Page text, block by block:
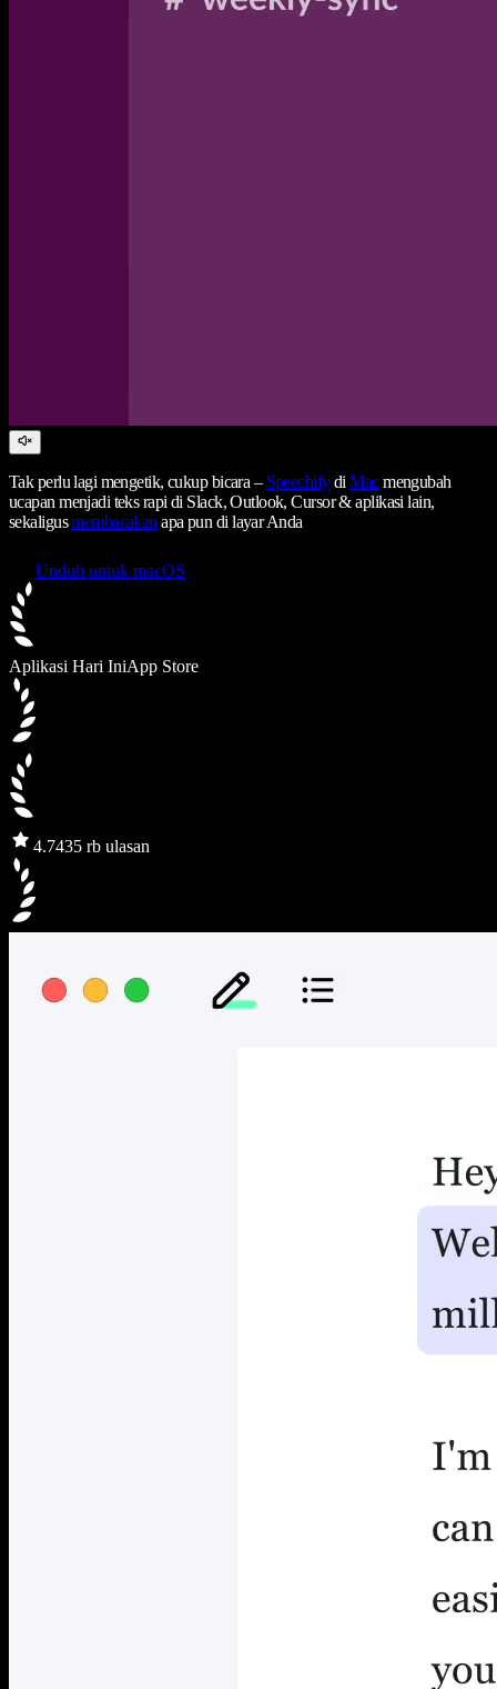
Tak perlu lagi mengetik, cukup bicara – SpeechifydiMacmengubah
ucapan menjadi teks rapi di Slack, Outlook, Cursor & aplikasi lain,
sekaligusmembacakan apa pun di layar Anda
Unduh untuk macOS
Aplikasi Hari IniApp Store
4.7435 rb ulasan